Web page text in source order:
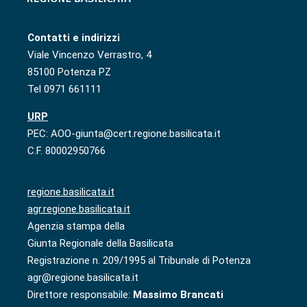
Contatti e indirizzi
Viale Vincenzo Verrastro, 4
85100 Potenza PZ
Tel 0971 661111
URP
PEC: AOO-giunta@cert.regione.basilicata.it
C.F. 80002950766
regione.basilicata.it
agr.regione.basilicata.it
Agenzia stampa della
Giunta Regionale della Basilicata
Registrazione n. 209/1995 al Tribunale di Potenza
agr@regione.basilicata.it
Direttore responsabile: Massimo Brancati